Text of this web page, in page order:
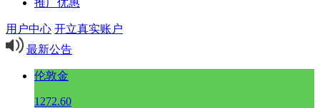
推广优惠
用户中心 开立真实账户
最新公告
伦敦金
1272.60